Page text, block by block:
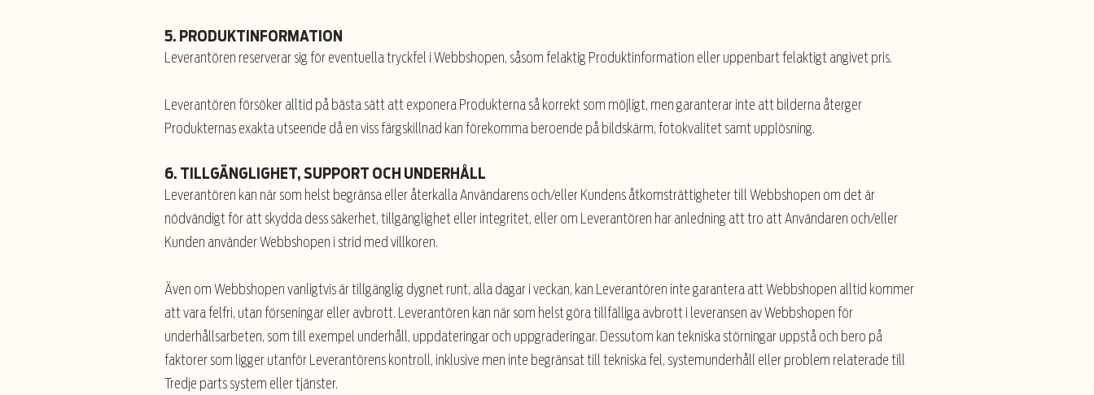
5. PRODUKTINFORMATION
Leverantören reserverar sig för eventuella tryckfel i Webbshopen, såsom felaktig Produktinformation eller uppenbart felaktigt angivet pris.
Leverantören försöker alltid på bästa sätt att exponera Produkterna så korrekt som möjligt, men garanterar inte att bilderna återger
Produkternas exakta utseende då en viss färgskillnad kan förekomma beroende på bildskärm, fotokvalitet samt upplösning.
6. TILLGÄNGLIGHET, SUPPORT OCH UNDERHÅLL
Leverantören kan när som helst begränsa eller återkalla Användarens och/eller Kundens åtkomsträttigheter till Webbshopen om det är
nödvändigt för att skydda dess säkerhet, tillgänglighet eller integritet, eller om Leverantören har anledning att tro att Användaren och/eller
Kunden använder Webbshopen i strid med villkoren.
Även om Webbshopen vanligtvis är tillgänglig dygnet runt, alla dagar i veckan, kan Leverantören inte garantera att Webbshopen alltid kommer
att vara felfri, utan förseningar eller avbrott. Leverantören kan när som helst göra tillfälliga avbrott i leveransen av Webbshopen för
underhållsarbeten, som till exempel underhåll, uppdateringar och uppgraderingar. Dessutom kan tekniska störningar uppstå och bero på
faktorer som ligger utanför Leverantörens kontroll, inklusive men inte begränsat till tekniska fel, systemunderhåll eller problem relaterade till
Tredje parts system eller tjänster.